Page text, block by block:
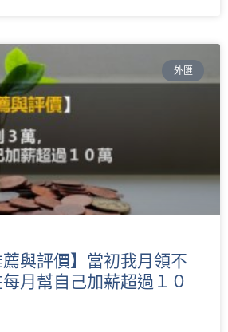
外匯
薦與評價】當初我月領不
月幫自己加薪超過１０